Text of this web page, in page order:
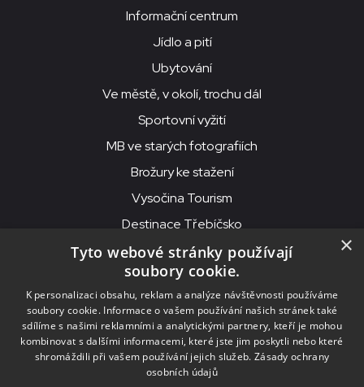
Informační centrum
Jídlo a pití
Ubytování
Ve městě, v okolí, trochu dál
Sportovní vyžití
MB ve starých fotografiích
Brožury ke stažení
Vysočina Tourism
Destinace Třebíčsko
© 2026MKS Beseda Mor. Budějovice
MKS Beseda, příspěvková organizace, Purcnerova 62, 676 02
Moravské Budějovice
IČO: 00091758, DIČ: CZ00091758, ID datové schránky: chjn2kd
×
Tyto webové stránky používají
soubory cookie.
K personalizaci obsahu, reklam a analýze návštěvnosti používáme
soubory cookie. Informace o vašem používání našich stránek také
sdílíme s našimi reklamními a analytickými partnery, kteří je mohou
kombinovat s dalšími informacemi, které jste jim poskytli nebo které
shromáždili při vašem používání jejich služeb. Zásady ochrany
osobních údajů